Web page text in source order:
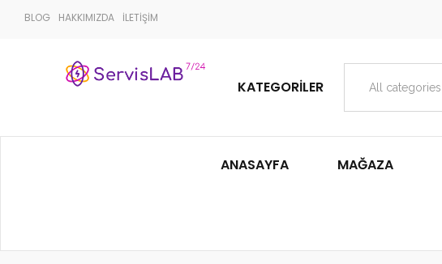
BLOG HAKKIMIZDA İLETİŞİM
KATEGORILER All categories
ANASAYFA MAĞAZA